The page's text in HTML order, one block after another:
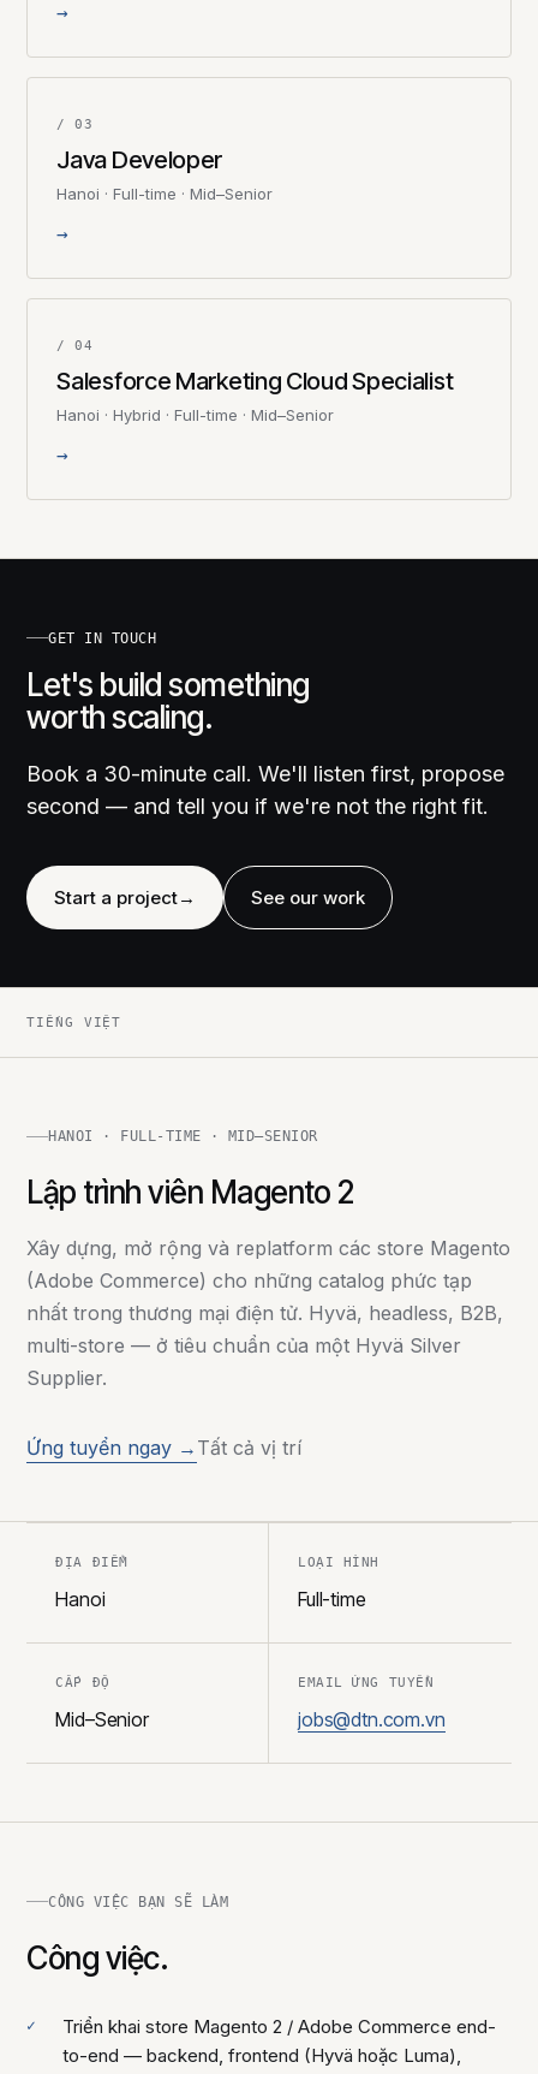
→
/ 03
Java Developer
Hanoi · Full-time · Mid–Senior
→
/ 04
Salesforce Marketing Cloud Specialist
Hanoi · Hybrid · Full-time · Mid–Senior
→
GET IN TOUCH
Let's build something
worth scaling.
Book a 30-minute call. We'll listen first, propose
second — and tell you if we're not the right fit.
Start a project→ See our work
TIẾNG VIỆT
HANOI · FULL-TIME · MID–SENIOR
Lập trình viên Magento 2
Xây dựng, mở rộng và replatform các store Magento
(Adobe Commerce) cho những catalog phức tạp
nhất trong thương mại điện tử. Hyvä, headless, B2B,
multi-store — ở tiêu chuẩn của một Hyvä Silver
Supplier.
Ứng tuyển ngay → Tất cả vị trí
ĐỊA ĐIỂM
Hanoi
LOẠI HÌNH
Full-time
CẤP ĐỘ
Mid–Senior
EMAIL ỨNG TUYỂN
jobs@dtn.com.vn
CÔNG VIỆC BẠN SẼ LÀM
Công việc.
Triển khai store Magento 2 / Adobe Commerce end-
to-end — backend, frontend (Hyvä hoặc Luma),